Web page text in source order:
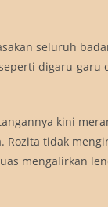
seluruh
digaru-
kini
tidak
mengalirkan